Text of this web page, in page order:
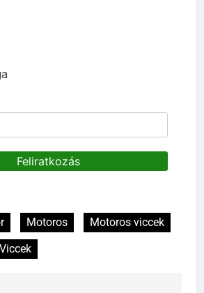
Motoros
Motoros viccek
Viccek